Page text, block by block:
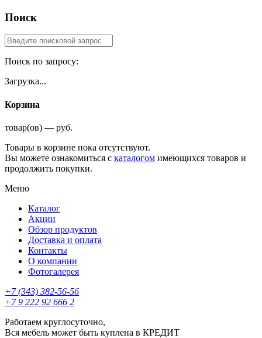
Поиск
Поиск по запросу:
Загрузка...
Корзина
товар(ов) — руб.
Товары в корзине пока отсутствуют.
Вы можете ознакомиться с каталогом имеющихся товаров и
продолжить покупки.
Меню
Каталог
Акции
Обзор продуктов
Доставка и оплата
Контакты
О компании
Фотогалерея
+7 (343) 382-56-56
+7 9 222 92 666 2
Работаем круглосуточно,
Вся мебель может быть куплена в КРЕДИТ